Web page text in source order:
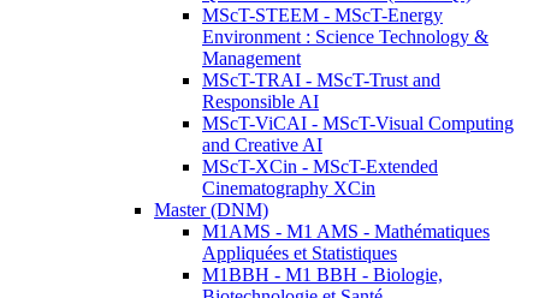
MScT-STEEM - MScT-Energy
Environment : Science Technology &
Management
MScT-TRAI - MScT-Trust and
Responsible AI
MScT-ViCAI - MScT-Visual Computing
and Creative AI
MScT-XCin - MScT-Extended
Cinematography XCin
Master (DNM)
M1AMS - M1 AMS - Mathématiques
Appliquées et Statistiques
M1BBH - M1 BBH - Biologie,